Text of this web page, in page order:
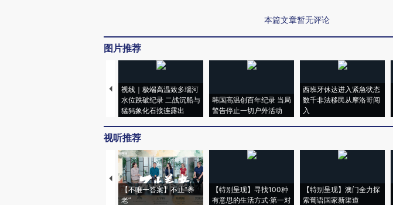
本篇文章暂无评论
图片推荐
视线｜极端高温致多瑙河
水位跌破纪录 二战沉船与
猛犸象化石接连露出
韩国高温创百年纪录 当局
警告停止一切户外活动
西班牙休达进入紧急状态
数千非法移民从摩洛哥闯
入
视听推荐
【不唯一答案】不止“养
老”
【特别呈现】寻找100种
有意思的生活方式·第一对
【特别呈现】澳门全力探
索葡语国家新渠道